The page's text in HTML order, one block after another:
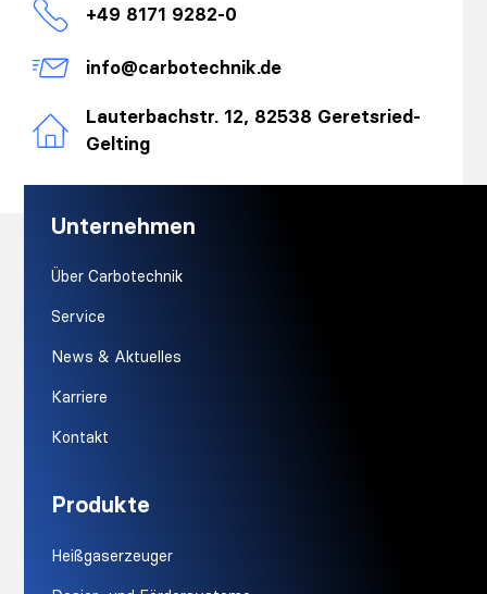
+49 8171 9282-0
info@carbotechnik.de
Lauterbachstr. 12, 82538 Geretsried-
Gelting
Unternehmen
Über Carbotechnik
Service
News & Aktuelles
Karriere
Kontakt
Produkte
Heißgaserzeuger